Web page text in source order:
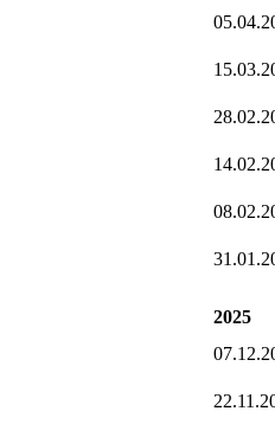
2025